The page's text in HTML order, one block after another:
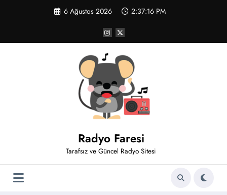
6 Ağustos 2026 2:37:17 PM
Radyo Faresi
Tarafsız ve Güncel Radyo Sitesi